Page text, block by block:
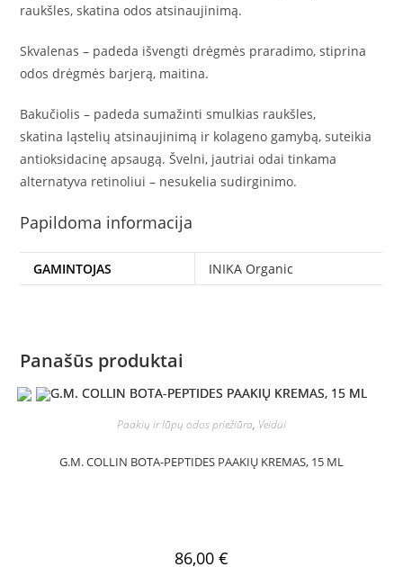
raukšles, skatina odos atsinaujinimą.
Skvalenas – padeda išvengti drėgmės praradimo, stiprina
odos drėgmės barjerą, maitina.
Bakučiolis – padeda sumažinti smulkias raukšles,
skatina ląstelių atsinaujinimą ir kolageno gamybą, suteikia
antioksidacinę apsaugą. Švelni, jautriai odai tinkama
alternatyva retinoliui – nesukelia sudirginimo.
Papildoma informacija
GAMINTOJAS INIKA Organic
Panašūs produktai
Paakių ir lūpų odos priežiūra, Veidui
G.M. COLLIN BOTA-PEPTIDES PAAKIŲ KREMAS, 15 ML
86,00 €